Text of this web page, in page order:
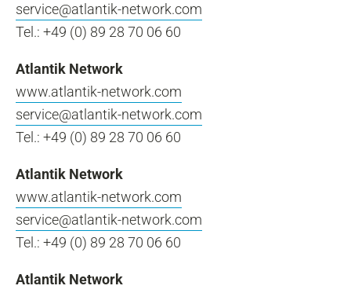
service@atlantik-network.com
Tel.: +49 (0) 89 28 70 06 60
Atlantik Network
www.atlantik-network.com
service@atlantik-network.com
Tel.: +49 (0) 89 28 70 06 60
Atlantik Network
www.atlantik-network.com
service@atlantik-network.com
Tel.: +49 (0) 89 28 70 06 60
Atlantik Network